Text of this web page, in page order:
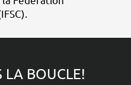
LA BOUCLE!